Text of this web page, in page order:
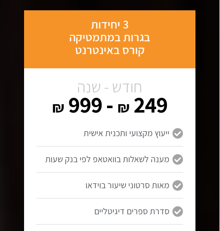
3 יחידות
בגרות במתמטיקה
קורס באינטרנט
חודש - שנה
249
₪
- 999
₪
ייעוץ מקצועי ותכנית אישית
מענה לשאלות בוואטאפ לפי בנק שעות
מאות סרטוני שיעור בוידאו
סדרת ספרים דיגיטליים